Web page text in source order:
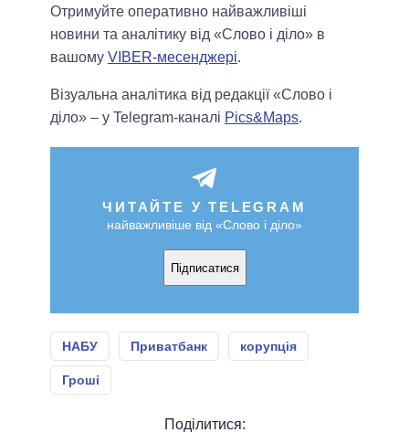
Отримуйте оперативно найважливіші
новини та аналітику від «Слово і діло» в
вашому VIBER-месенджері.
Візуальна аналітика від редакції «Слово і
діло» – у Telegram-каналі Pics&Maps.
ЧИТАЙТЕ У TELEGRAM
найважливіше від «Слово і діло»
Підписатися
НАБУ Приватбанк корупція
Гроші
Поділитися: